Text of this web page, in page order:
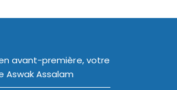
avant-première, votre
Aswak Assalam